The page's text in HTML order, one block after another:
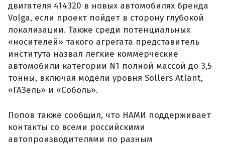
двигателя 414320 в новых автомобилях бренда
Volga, если проект пойдет в сторону глубокой
локализации. Также среди потенциальных
«носителей» такого агрегата представитель
института назвал легкие коммерческие
автомобили категории N1 полной массой до 3,5
тонны, включая модели уровня Sollers Atlant,
«ГАЗель» и «Соболь».
Попов также сообщил, что НАМИ поддерживает
контакты со всеми российскими
автопроизводителями по разным